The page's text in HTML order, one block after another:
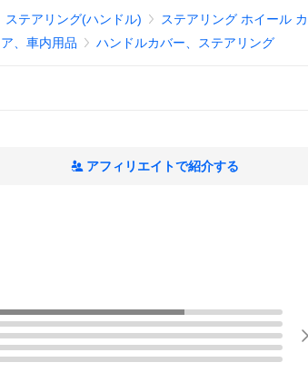
ステアリング(ハンドル)
ステアリング ホイール
、車内用品 ハンドルカバー、ステアリング
アフィリエイトで紹介する